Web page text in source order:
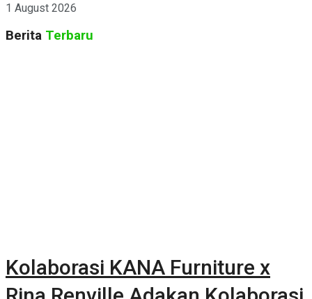
1 August 2026
Berita Terbaru
Kolaborasi KANA Furniture x